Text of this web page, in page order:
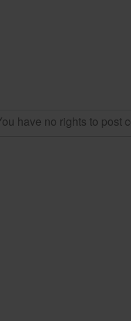
have no rights to post